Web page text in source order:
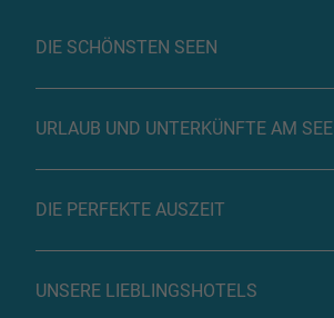
DIE SCHÖNSTEN SEEN
URLAUB UND UNTERKÜNFTE AM SEE
DIE PERFEKTE AUSZEIT
UNSERE LIEBLINGSHOTELS